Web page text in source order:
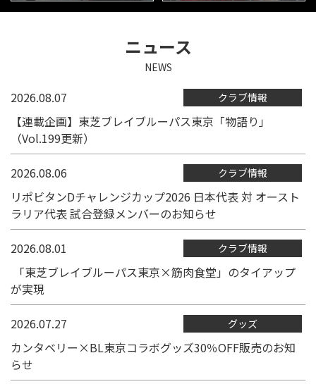
パートナーシップのご案内
ニュース
NEWS
2026.08.07 クラブ情報
【連載企画】東芝ブレイブルーパス東京「物語り」
（Vol.199更新）
2026.08.06 クラブ情報
リポビタンDチャレンジカップ2026 日本代表 対 オースト
ラリア代表 試合登録メンバーのお知らせ
2026.08.01 クラブ情報
「東芝ブレイブルーパス東京×筋肉食堂」のタイアップ
が実現
2026.07.27 グッズ
カンタベリー×BL東京コラボグッズ30％OFF販売のお知
らせ